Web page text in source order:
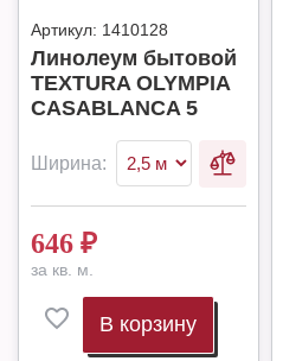
Артикул: 1410128
Линолеум бытовой
TEXTURA OLYMPIA
CASABLANCA 5
Ширина:
646 ₽
за кв. м.
В корзину